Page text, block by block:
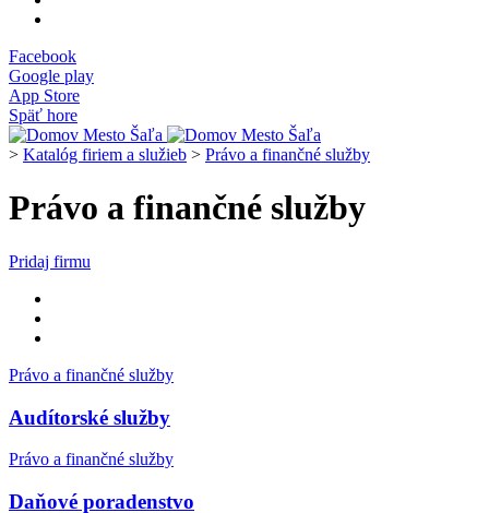
Facebook
Google play
App Store
Späť hore
> Katalóg firiem a služieb > Právo a finančné služby
Právo a finančné služby
Pridaj firmu
Právo a finančné služby
Audítorské služby
Právo a finančné služby
Daňové poradenstvo